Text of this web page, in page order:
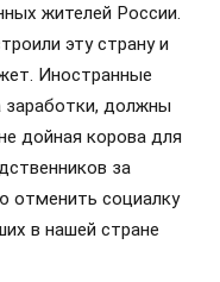
жителей России.
эту страну и
Иностранные
должны
дойная корова для
за
отменить социалку
в нашей стране